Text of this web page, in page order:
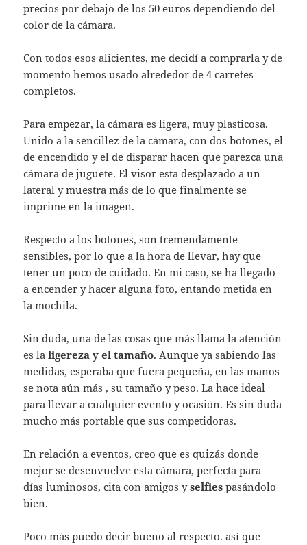
precios por debajo de los 50 euros dependiendo del
color de la cámara.
Con todos esos alicientes, me decidí a comprarla y de
momento hemos usado alrededor de 4 carretes
completos.
Para empezar, la cámara es ligera, muy plasticosa.
Unido a la sencillez de la cámara, con dos botones, el
de encendido y el de disparar hacen que parezca una
cámara de juguete. El visor esta desplazado a un
lateral y muestra más de lo que finalmente se
imprime en la imagen.
Respecto a los botones, son tremendamente
sensibles, por lo que a la hora de llevar, hay que
tener un poco de cuidado. En mi caso, se ha llegado
a encender y hacer alguna foto, entando metida en
la mochila.
Sin duda, una de las cosas que más llama la atención
es laligereza y el tamaño. Aunque ya sabiendo las
medidas, esperaba que fuera pequeña, en las manos
se nota aún más , su tamaño y peso. La hace ideal
para llevar a cualquier evento y ocasión. Es sin duda
mucho más portable que sus competidoras.
En relación a eventos, creo que es quizás donde
mejor se desenvuelve esta cámara, perfecta para
días luminosos, cita con amigos yselfiespasándolo
bien.
Poco más puedo decir bueno al respecto. así que